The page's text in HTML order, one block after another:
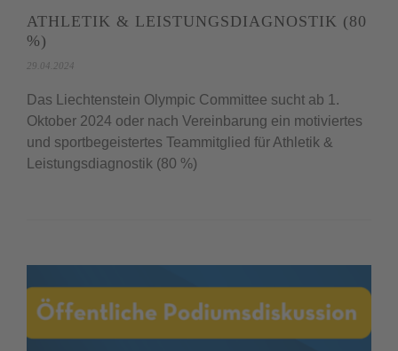
ATHLETIK & LEISTUNGSDIAGNOSTIK (80
%)
29.04.2024
Das Liechtenstein Olympic Committee sucht ab 1.
Oktober 2024 oder nach Vereinbarung ein motiviertes
und sportbegeistertes Teammitglied für Athletik &
Leistungsdiagnostik (80 %)